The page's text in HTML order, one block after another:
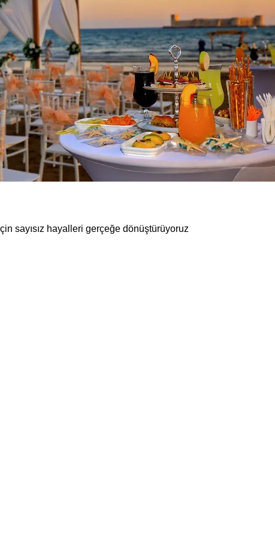
sayısız hayalleri gerçeğe dönüştürüyoruz